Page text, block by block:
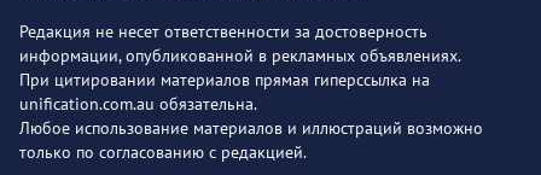
Редакция не несет ответственности за достоверность
информации, опубликованной в рекламных объявлениях.
При цитировании материалов прямая гиперссылка на
unification.com.au обязательна.
Любое использование материалов и иллюстраций возможно
только по согласованию с редакцией.